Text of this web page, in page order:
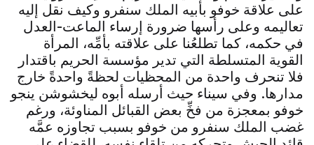
على علاقة خوفو بأبيه الملك سنفرو وكيف نقل إليه
تعاليمه وعلى رأسها ضرورة إرساء الماعت-العدل
في حكمه، كما تطلعُنا على علاقته بأمِّه، المرأة
القوية المتسلطة التي تدير مؤسسة الحريم باقتدار
فلا تنحرف واحدة من المحظيات لحظةً واحدةً خارج
مدارها. وفي سيناء حيث أرسله أبوه ليخشوشن ينجو
خوفو بمعجزة من فخِّ بعض القبائل المناوئة، ورغم
غضب الملك سنفرو من خوفو بسبب تجاوزه عمَّه